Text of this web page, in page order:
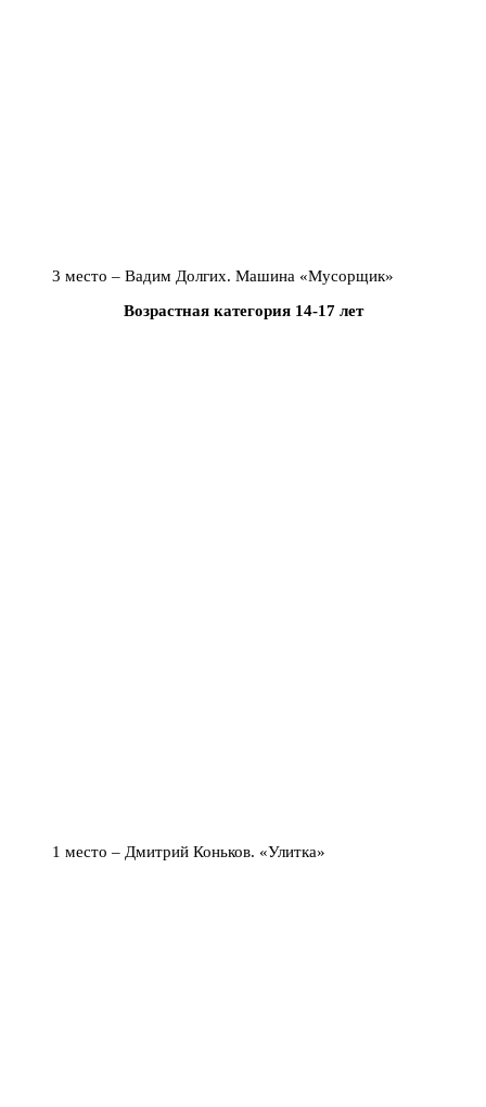
3 место – Вадим Долгих. Машина «Мусорщик»
Возрастная категория 14-17 лет
1 место – Дмитрий Коньков. «Улитка»